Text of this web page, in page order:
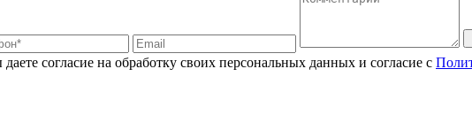
согласие на обработку своих персональных данных и согласие с